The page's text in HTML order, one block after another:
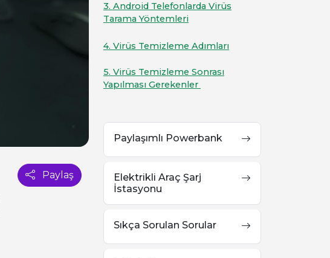
Paylaş
3. Android Telefonlarda Virüs
Tarama Yöntemleri
4. Virüs Temizleme Adımları
5. Virüs Temizleme Sonrası
Yapılması Gerekenler
Paylaşımlı Powerbank
Elektrikli Araç Şarj
İstasyonu
Sıkça Sorulan Sorular